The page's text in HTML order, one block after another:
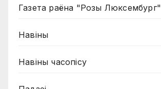
Газета раёна "Розы Люксембург"
Навiны
Навiны часопiсу